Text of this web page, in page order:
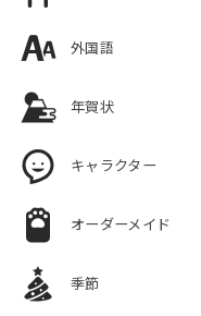
外国語
年賀状
キャラクター
オーダーメイド
季節